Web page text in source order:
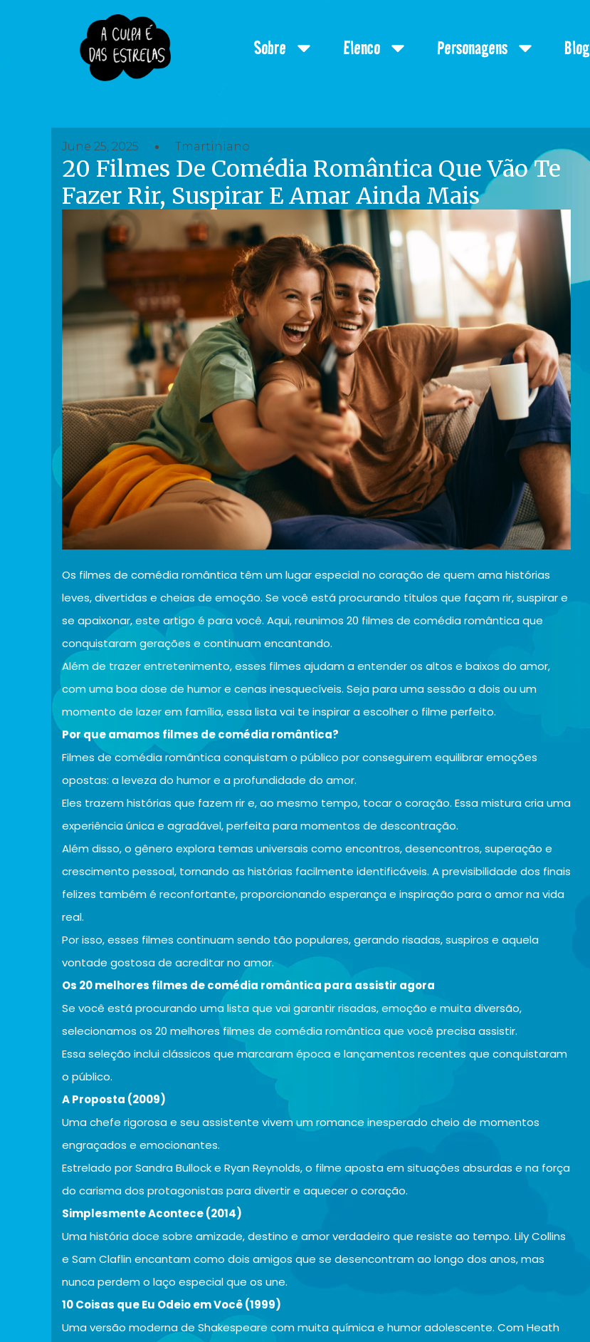
June 25, 2025 Tmartiniano
20 Filmes De Comédia Romântica Que Vão Te
Fazer Rir, Suspirar E Amar Ainda Mais
Os filmes de comédia romântica têm um lugar especial no coração de quem ama histórias
leves, divertidas e cheias de emoção. Se você está procurando títulos que façam rir, suspirar e
se apaixonar, este artigo é para você. Aqui, reunimos 20 filmes de comédia romântica que
conquistaram gerações e continuam encantando.
Além de trazer entretenimento, esses filmes ajudam a entender os altos e baixos do amor,
com uma boa dose de humor e cenas inesquecíveis. Seja para uma sessão a dois ou um
momento de lazer em família, essa lista vai te inspirar a escolher o filme perfeito.
Por que amamos filmes de comédia romântica?
Filmes de comédia romântica conquistam o público por conseguirem equilibrar emoções
opostas: a leveza do humor e a profundidade do amor.
Eles trazem histórias que fazem rir e, ao mesmo tempo, tocar o coração. Essa mistura cria uma
experiência única e agradável, perfeita para momentos de descontração.
Além disso, o gênero explora temas universais como encontros, desencontros, superação e
crescimento pessoal, tornando as histórias facilmente identificáveis. A previsibilidade dos finais
felizes também é reconfortante, proporcionando esperança e inspiração para o amor na vida
real.
Por isso, esses filmes continuam sendo tão populares, gerando risadas, suspiros e aquela
vontade gostosa de acreditar no amor.
Os 20 melhores filmes de comédia romântica para assistir agora
Se você está procurando uma lista que vai garantir risadas, emoção e muita diversão,
selecionamos os 20 melhores filmes de comédia romântica que você precisa assistir.
Essa seleção inclui clássicos que marcaram época e lançamentos recentes que conquistaram
o público.
A Proposta (2009)
Uma chefe rigorosa e seu assistente vivem um romance inesperado cheio de momentos
engraçados e emocionantes.
Estrelado por Sandra Bullock e Ryan Reynolds, o filme aposta em situações absurdas e na força
do carisma dos protagonistas para divertir e aquecer o coração.
Simplesmente Acontece (2014)
Uma história doce sobre amizade, destino e amor verdadeiro que resiste ao tempo. Lily Collins
e Sam Claflin encantam como dois amigos que se desencontram ao longo dos anos, mas
nunca perdem o laço especial que os une.
10 Coisas que Eu Odeio em Você (1999)
Uma versão moderna de Shakespeare com muita química e humor adolescente. Com Heath
Sobre Elenco Personagens Blog